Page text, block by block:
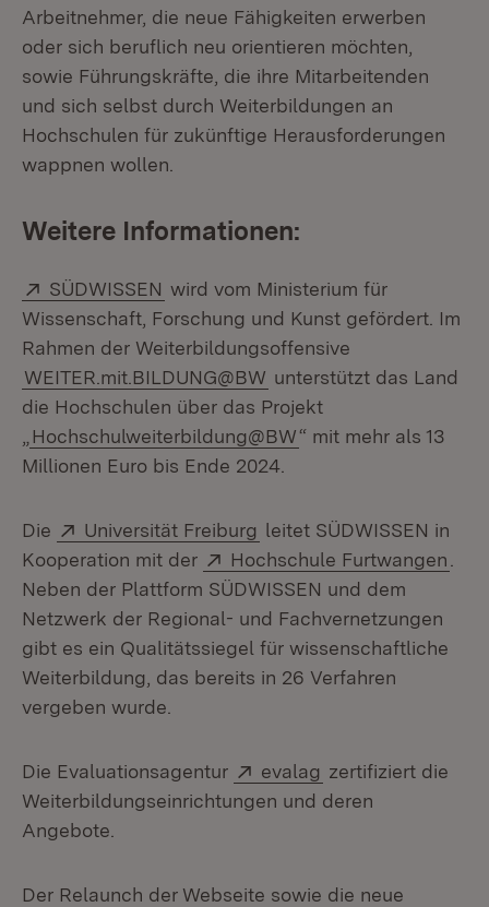
Arbeitnehmer, die neue Fähigkeiten erwerben
oder sich beruflich neu orientieren möchten,
sowie Führungskräfte, die ihre Mitarbeitenden
und sich selbst durch Weiterbildungen an
Hochschulen für zukünftige Herausforderungen
wappnen wollen.
Weitere Informationen:
Extern:
SÜDWISSEN (Öffnet in neuem Fenster)
wird vom Ministerium für
Wissenschaft, Forschung und Kunst gefördert. Im
Rahmen der Weiterbildungsoffensive
WEITER.mit.BILDUNG@BW unterstützt das Land
die Hochschulen über das Projekt
Hochschulweiterbildung@BW“ mit mehr als 13
Millionen Euro bis Ende 2024.
Die Extern:
Universität Freiburg (Öffnet in neuem Fenster)
leitet SÜDWISSEN in
Kooperation mit der
Extern:
Hochschule Furtwangen
Neben der Plattform SÜDWISSEN und dem
Netzwerk der Regional- und Fachvernetzungen
gibt es ein Qualitätssiegel für wissenschaftliche
Weiterbildung, das bereits in 26 Verfahren
vergeben wurde.
Die Evaluationsagentur Extern:
evalag (Öffnet in neuem
zertifiziert die
Weiterbildungseinrichtungen und deren
Angebote.
Der Relaunch der Webseite sowie die neue